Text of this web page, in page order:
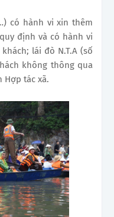
có hành vi xin thêm
định và có hành vi
lái đò N.T.A (số
không thông qua
Hợp tác xã.